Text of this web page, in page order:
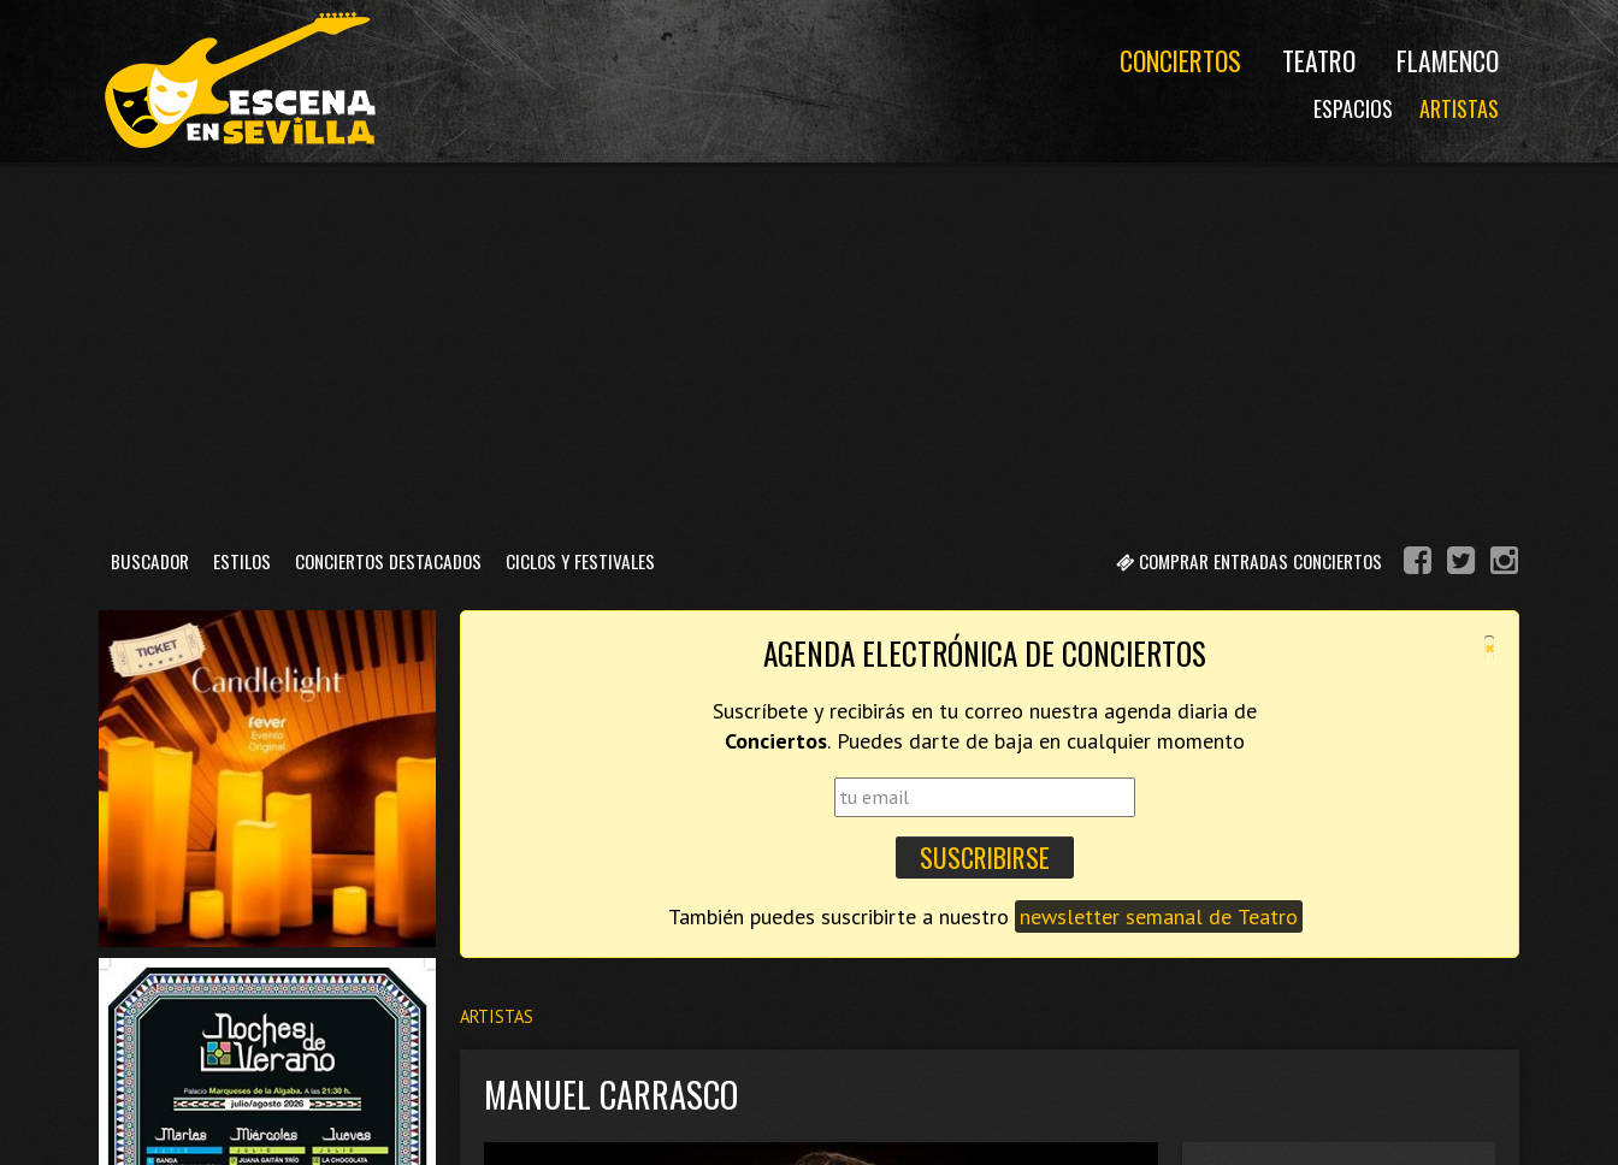
CONCIERTOS TEATRO FLAMENCO
ESPACIOS ARTISTAS
COMPRAR ENTRADAS CONCIERTOS
BUSCADOR ESTILOS CONCIERTOS DESTACADOS CICLOS Y FESTIVALES
×
AGENDA ELECTRÓNICA DE CONCIERTOS
Suscríbete y recibirás en tu correo nuestra agenda diaria de
Conciertos. Puedes darte de baja en cualquier momento
También puedes suscribirte a nuestro newsletter semanal de Teatro
ARTISTAS
MANUEL CARRASCO